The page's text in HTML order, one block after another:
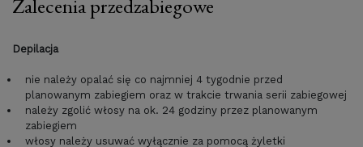
Zalecenia przedzabiegowe
Depilacja
nie należy opalać się co najmniej 4 tygodnie przed
planowanym zabiegiem oraz w trakcie trwania serii zabiegowej
należy zgolić włosy na ok. 24 godziny przez planowanym
zabiegiem
włosy należy usuwać wyłącznie za pomocą żyletki